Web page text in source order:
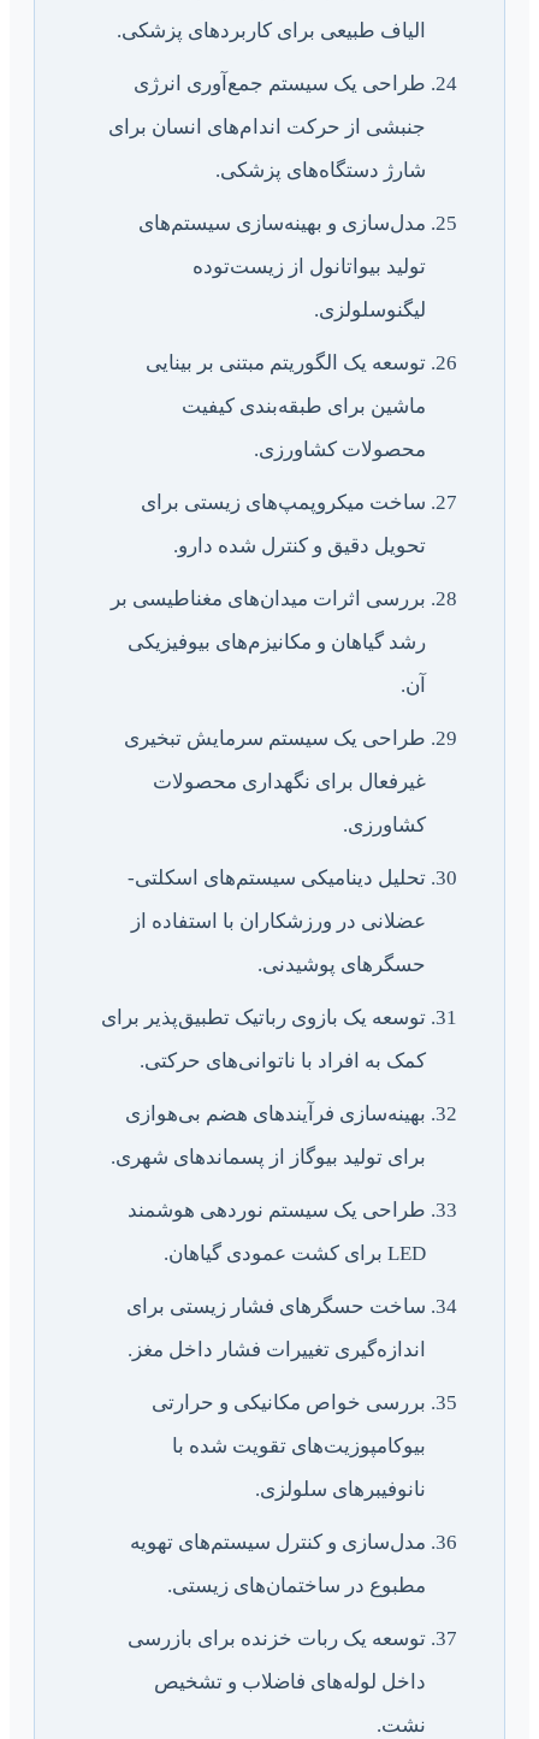
الیاف طبیعی برای کاربردهای پزشکی.
طراحی یک سیستم جمع‌آوری انرژی
جنبشی از حرکت اندام‌های انسان برای
شارژ دستگاه‌های پزشکی.
مدل‌سازی و بهینه‌سازی سیستم‌های
تولید بیواتانول از زیست‌توده
لیگنوسلولزی.
توسعه یک الگوریتم مبتنی بر بینایی
ماشین برای طبقه‌بندی کیفیت
محصولات کشاورزی.
ساخت میکروپمپ‌های زیستی برای
تحویل دقیق و کنترل شده دارو.
بررسی اثرات میدان‌های مغناطیسی بر
رشد گیاهان و مکانیزم‌های بیوفیزیکی
آن.
طراحی یک سیستم سرمایش تبخیری
غیرفعال برای نگهداری محصولات
کشاورزی.
تحلیل دینامیکی سیستم‌های اسکلتی-
عضلانی در ورزشکاران با استفاده از
حسگرهای پوشیدنی.
توسعه یک بازوی رباتیک تطبیق‌پذیر برای
کمک به افراد با ناتوانی‌های حرکتی.
بهینه‌سازی فرآیندهای هضم بی‌هوازی
برای تولید بیوگاز از پسماندهای شهری.
طراحی یک سیستم نوردهی هوشمند
LED برای کشت عمودی گیاهان.
ساخت حسگرهای فشار زیستی برای
اندازه‌گیری تغییرات فشار داخل مغز.
بررسی خواص مکانیکی و حرارتی
بیوکامپوزیت‌های تقویت شده با
نانوفیبرهای سلولزی.
مدل‌سازی و کنترل سیستم‌های تهویه
مطبوع در ساختمان‌های زیستی.
توسعه یک ربات خزنده برای بازرسی
داخل لوله‌های فاضلاب و تشخیص
نشت.